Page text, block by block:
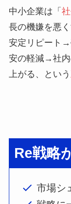
中小企業は「
長の機嫌を悪
安定リピート
安の軽減→社
上がる、という
Re戦略
市場シ